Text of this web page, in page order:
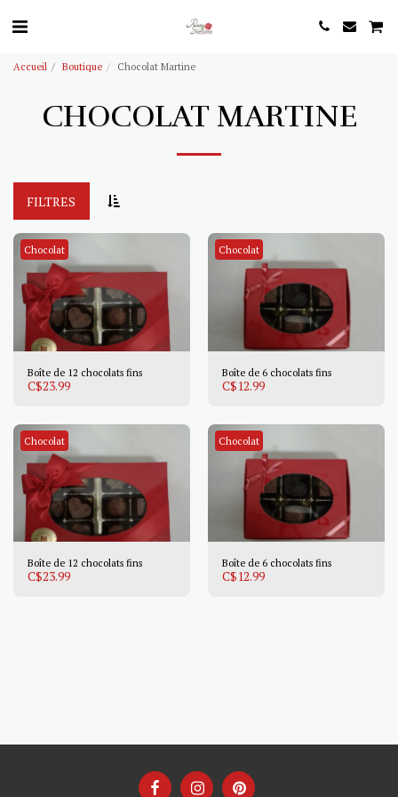
Accueil Boutique Chocolat Martine
CHOCOLAT MARTINE
FILTRES
Chocolat
Boîte de 12 chocolats fins
C$23.99
Chocolat
Boîte de 6 chocolats fins
C$12.99
Chocolat
Boîte de 12 chocolats fins
C$23.99
Chocolat
Boîte de 6 chocolats fins
C$12.99